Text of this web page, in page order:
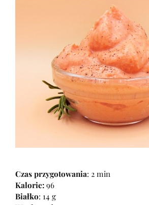
Czas przygotowania: 2 min
Kalorie: 96
Białko: 14 g